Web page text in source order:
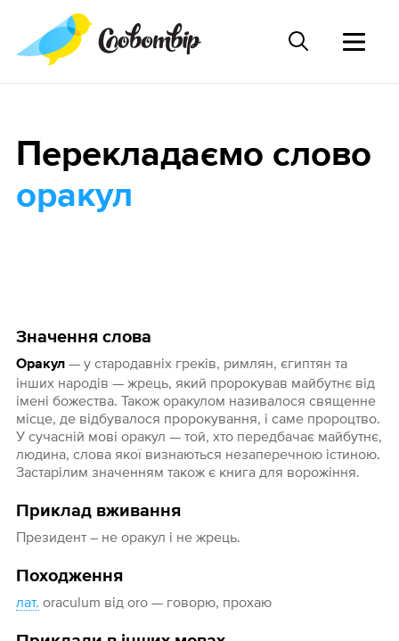
Значення слова
Оракул— у стародавніх греків, римлян, єгиптян та
інших народів — жрець, який пророкував майбутнє від
імені божества. Також оракулом називалося священне
місце, де відбувалося пророкування, і саме пророцтво.
У сучасній мові оракул — той, хто передбачає майбутнє,
людина, слова якої визнаються незаперечною істиною.
Застарілим значенням також є книга для ворожіння.
Приклад вживання
Президент – не оракул і не жрець.
Походження
лат. oraculum від oro — говорю, прохаю
Перекладаємо слово
оракул